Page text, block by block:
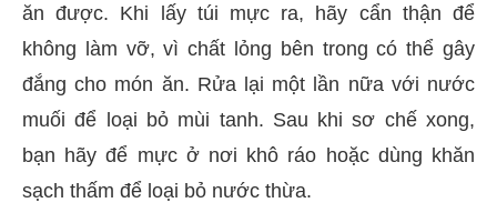
ăn được. Khi lấy túi mực ra, hãy cẩn thận để
không làm vỡ, vì chất lỏng bên trong có thể gây
đắng cho món ăn. Rửa lại một lần nữa với nước
muối để loại bỏ mùi tanh. Sau khi sơ chế xong,
bạn hãy để mực ở nơi khô ráo hoặc dùng khăn
sạch thấm để loại bỏ nước thừa.